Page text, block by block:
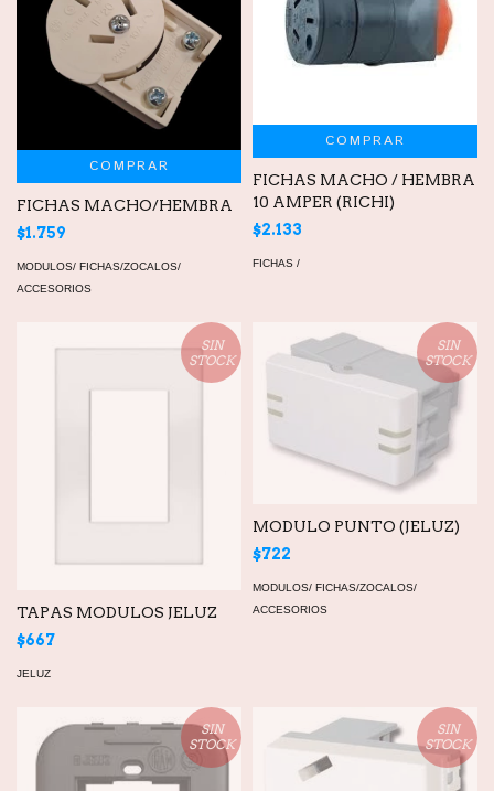
COMPRAR
FICHAS MACHO/HEMBRA
$1.759
MODULOS/ FICHAS/ZOCALOS/
ACCESORIOS
COMPRAR
FICHAS MACHO / HEMBRA
10 AMPER (RICHI)
$2.133
FICHAS /
SIN
STOCK
TAPAS MODULOS JELUZ
$667
JELUZ
SIN
STOCK
MODULO PUNTO (JELUZ)
$722
MODULOS/ FICHAS/ZOCALOS/
ACCESORIOS
SIN
STOCK
SIN
STOCK